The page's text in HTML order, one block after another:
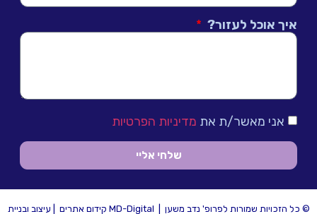
איך אוכל לעזור?
אני מאשר/ת את מדיניות הפרטיות
שלחי אליי
© כל הזכויות שמורות לפרופ' נדב משען | MD-Digital קידום אתרים | עיצוב ובניית